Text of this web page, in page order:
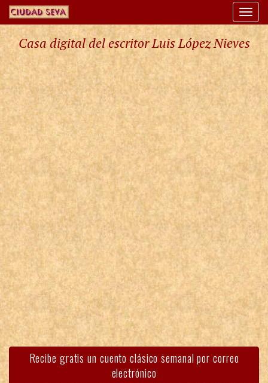
Casa digital del escritor Luis López Nieves
Recibe gratis un cuento clásico semanal por correo
electrónico